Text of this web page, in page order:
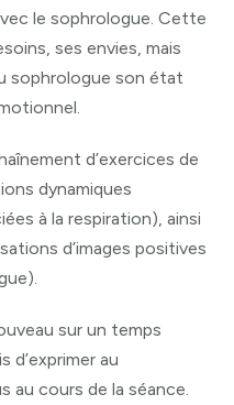
le sophrologue. Cette
ses envies, mais
sophrologue son état
d’exercices de
dynamiques
à la respiration), ainsi
d’images positives
sur un temps
d’exprimer au
au cours de la séance.